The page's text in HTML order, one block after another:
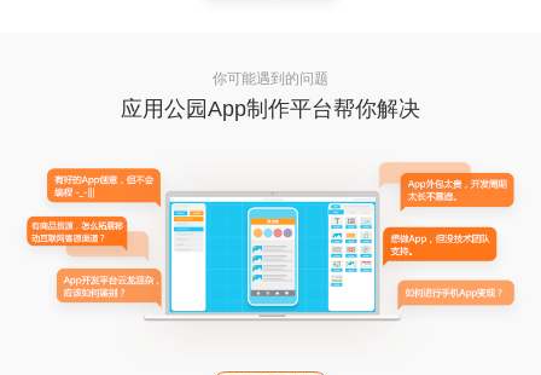
你可能遇到的问题
应用公园App制作平台帮你解决